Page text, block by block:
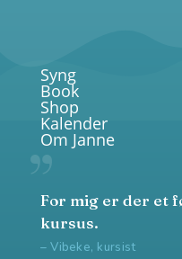
Syng
Book
Shop
Kalender
Om Janne
For mig er der et
kursus.
– Vibeke, kursist